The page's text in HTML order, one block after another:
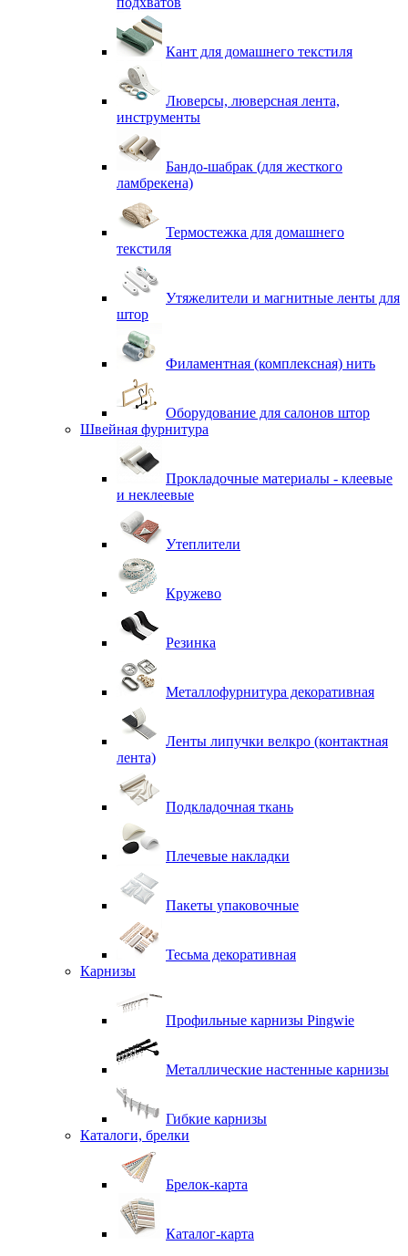
Кант для домашнего текстиля
Люверсы, люверсная лента,
инструменты
Бандо-шабрак (для жесткого
ламбрекена)
Термостежка для домашнего
текстиля
Утяжелители и магнитные ленты для
штор
Филаментная (комплексная) нить
Оборудование для салонов штор
Швейная фурнитура
Прокладочные материалы - клеевые
и неклеевые
Утеплители
Кружево
Резинка
Металлофурнитура декоративная
Ленты липучки велкро (контактная
лента)
Подкладочная ткань
Плечевые накладки
Пакеты упаковочные
Тесьма декоративная
Карнизы
Профильные карнизы Pingwie
Металлические настенные карнизы
Гибкие карнизы
Каталоги, брелки
Брелок-карта
Каталог-карта